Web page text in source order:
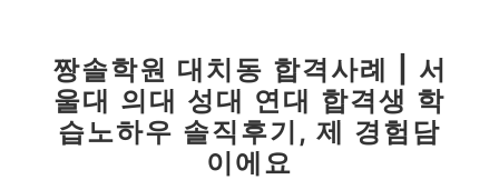
짱솔학원 대치동 합격사례 | 서
울대 의대 성대 연대 합격생 학
습노하우 솔직후기, 제 경험담
이에요